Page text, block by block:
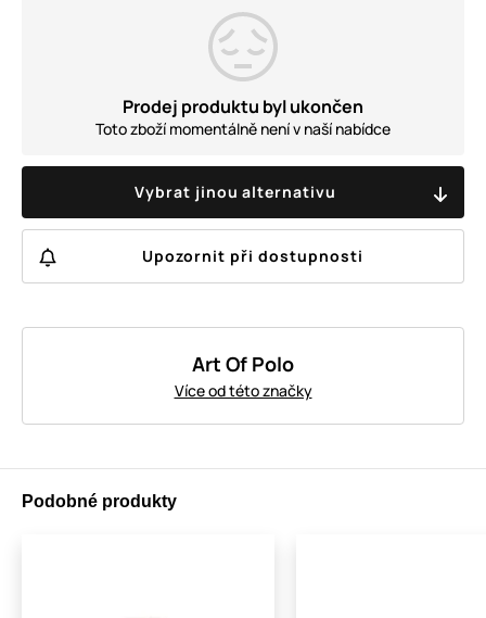
Prodej produktu byl ukončen
Toto zboží momentálně není v naší nabídce
Vybrat jinou alternativu
Upozornit při dostupnosti
Art Of Polo
Více od této značky
Podobné produkty